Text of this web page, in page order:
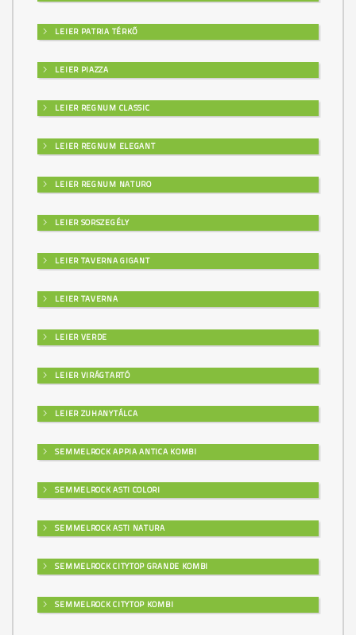
LEIER PATRIA TÉRKŐ
LEIER PIAZZA
LEIER REGNUM CLASSIC
LEIER REGNUM ELEGANT
LEIER REGNUM NATURO
LEIER SORSZEGÉLY
LEIER TAVERNA GIGANT
LEIER TAVERNA
LEIER VERDE
LEIER VIRÁGTARTÓ
LEIER ZUHANYTÁLCA
SEMMELROCK APPIA ANTICA KOMBI
SEMMELROCK ASTI COLORI
SEMMELROCK ASTI NATURA
SEMMELROCK CITYTOP GRANDE KOMBI
SEMMELROCK CITYTOP KOMBI